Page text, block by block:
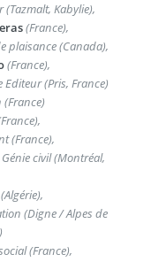
(Tazmalt, Kabylie),
(France),
plaisance (Canada),
(France),
Editeur (Pris, France)
(France)
(France),
civil (Montréal,
(Digne / Alpes de
(France),